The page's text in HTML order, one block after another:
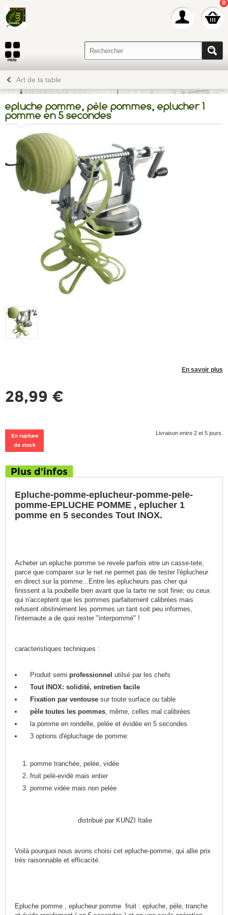
0
Art de la table
epluche pomme, pèle pommes, eplucher 1
pomme en 5 secondes
En savoir plus
28,99 €
En rupture
de stock
Livraison entre 2 et 5 jours.
Plus d'infos
Epluche-pomme-eplucheur-pomme-pele-
pomme-EPLUCHE POMME , eplucher 1
pomme en 5 secondes Tout INOX.
Acheter un epluche pomme se revele parfois etre un casse-tete,
parce que comparer sur le net ne permet pas de tester l'éplucheur
en direct sur la pomme...Entre les eplucheurs pas cher qui
finissent a la poubelle bien avant que la tarte ne soit finie; ou ceux
qui n'acceptent que les pommes parfaitement calibrées mais
refusent obstinément les pommes un tant soit peu informes,
l'internaute a de quoi rester "interpommé" !
caracteristiques techniques :
Produit semiprofessionnel utilsé par les chefs
Tout INOX: solidité, entretien facile
Fixation par ventousesur toute surface ou table
pèle toutes les pommes, même, celles mal calibrées
la pomme en rondelle, pelée et évidée en 5 secondes
3 options d'épluchage de pomme:
pomme tranchée, pelée, vidée
fruit pelé-evidé mais entier
pomme vidée mais non pelée
distribué par KUNZI Italie
Voilà pourquoi nous avons choisi cet epluche-pomme, qui allie prix
trés raisonnable et efficacité.
Epluche pomme , eplucheur pomme fruit : epluche, pèle, tranche